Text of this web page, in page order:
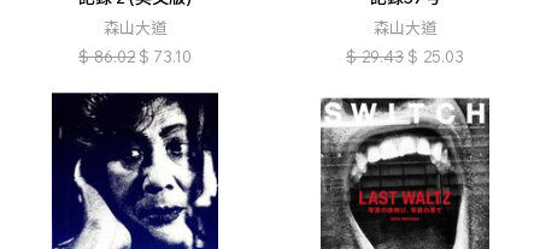
森山大道
$ 86.02 $ 73.10
森山大道
$ 29.43 $ 25.03